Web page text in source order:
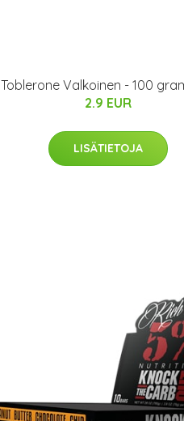
Toblerone Valkoinen - 100
2.9 EUR
LISÄTIETOJA